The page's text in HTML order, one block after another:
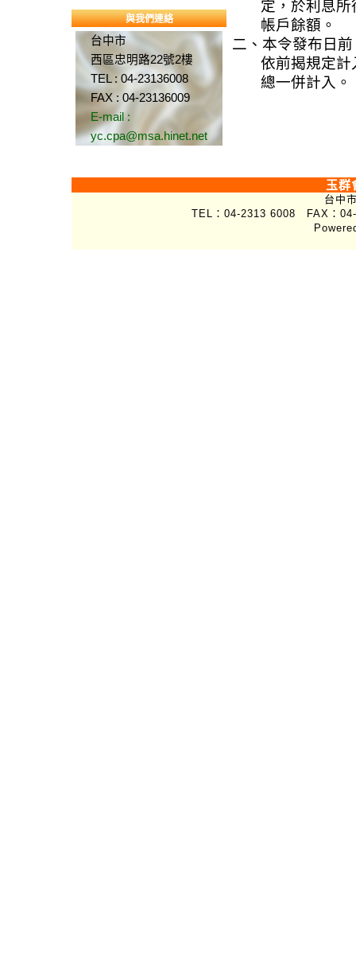
與我們連絡
台中市
西區忠明路22號2樓
TEL : 04-23136008
FAX : 04-23136009
E-mail :
yc.cpa@msa.hinet.net
定，於利息
帳戶餘額。
二、本令發布日
依前揭規定
總一併計入。
玉群
台中
TEL：04-2313 6008 FAX：